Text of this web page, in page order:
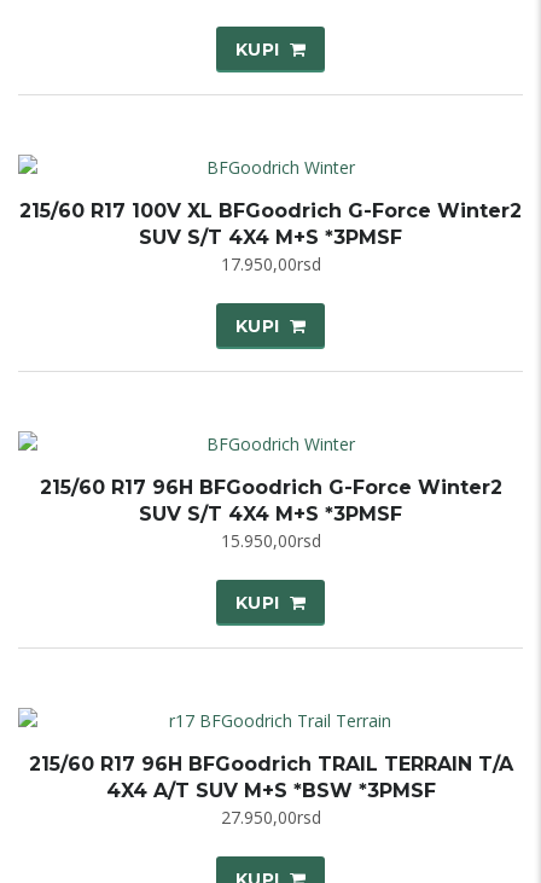
KUPI
215/60 R17 100V XL BFGoodrich G-Force Winter2
SUV S/T 4X4 M+S *3PMSF
17.950,00rsd
KUPI
215/60 R17 96H BFGoodrich G-Force Winter2
SUV S/T 4X4 M+S *3PMSF
15.950,00rsd
KUPI
215/60 R17 96H BFGoodrich TRAIL TERRAIN T/A
4X4 A/T SUV M+S *BSW *3PMSF
27.950,00rsd